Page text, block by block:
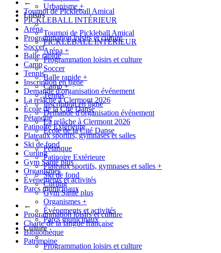
←
Tournoi de Pickleball Amical
PICKLEBALL INTÉRIEUR
Aréna
Programmation loisirs et culture
Soccer
Balle rapide
Camp
Tennis
Inscription en ligne
Demande d'organisation événement
La relâche à Clermont 2026
École de la Cité Danse
Pétanque
Patinoire Extérieure
Plateaux sportifs, gymnases et salles
Ski de fond
Curling
Gym Santé plus
Organismes
Événements et activités
Parcs municipaux
←
Programmation loisirs et culture
Charte de la langue française
Bibliothèque
Patrimoine
Urbanisme +
Loisirs
Tournoi de Pickleball Amical
PICKLEBALL INTÉRIEUR
Aréna +
Programmation loisirs et culture
Soccer
Balle rapide +
Camp+
Tennis
Inscription en ligne
Demande d'organisation événement
La relâche à Clermont 2026
École de la Cité Danse
Pétanque
Patinoire Extérieure
Plateaux sportifs, gymnases et salles +
Ski de fond
Curling
Gym Santé plus
Organismes +
Événements et activités
Parcs municipaux
Culture
Programmation loisirs et culture